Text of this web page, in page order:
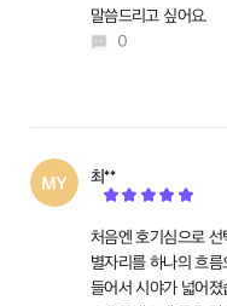
말씀드리고 싶어요.
0
최**
처음엔 호기심으로
별자리를 하나의 흐
들어서 시야가 넓어